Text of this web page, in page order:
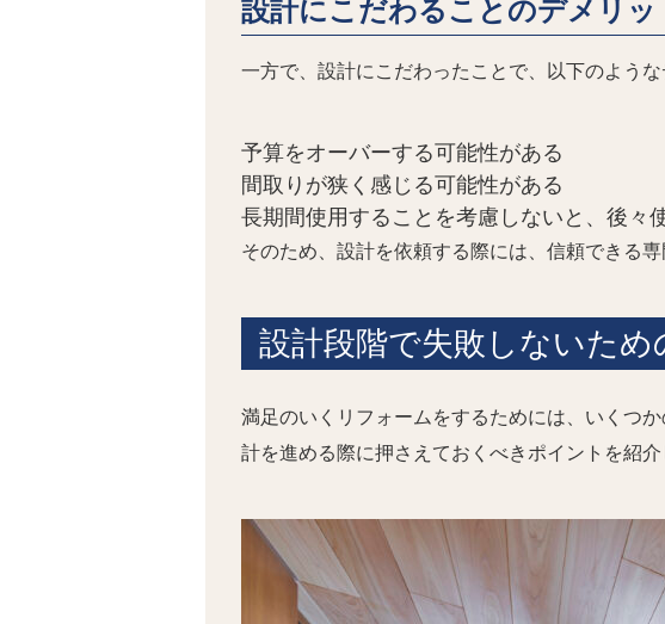
設計にこだわることのデメリッ
一方で、設計にこだわったことで、以下のよう
予算をオーバーする可能性がある
間取りが狭く感じる可能性がある
長期間使用することを考慮しないと、後々
そのため、設計を依頼する際には、信頼できる
設計段階で失敗しないため
満足のいくリフォームをするためには、いくつ
計を進める際に押さえておくべきポイントを紹介